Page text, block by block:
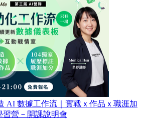
AI 數據工作流｜實戰ｘ作品ｘ職涯加
營－開課說明會